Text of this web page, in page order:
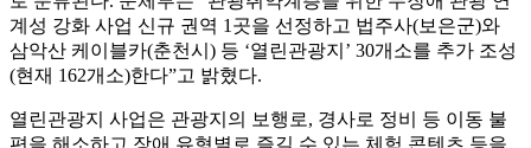
계성 강화 사업 신규 권역 1곳을 선정하고 법주사(보은군)와
삼악산 케이블카(춘천시) 등 ‘열린관광지’ 30개소를 추가 조성
(현재 162개소)한다”고 밝혔다.
열린관광지 사업은 관광지의 보행로, 경사로 정비 등 이동 불